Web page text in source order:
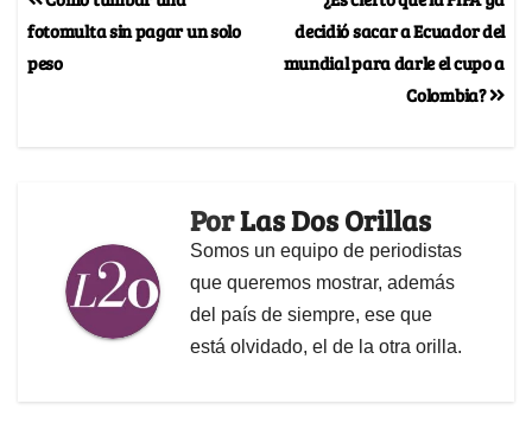
decidió sacar a Ecuador del
mundial para darle el cupo a
Colombia?
fotomulta sin pagar un solo
peso
PorLas Dos Orillas
Somos un equipo de periodistas
que queremos mostrar, además
del país de siempre, ese que
está olvidado, el de la otra orilla.